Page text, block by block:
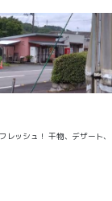
レッシュ！ 干物、デザート